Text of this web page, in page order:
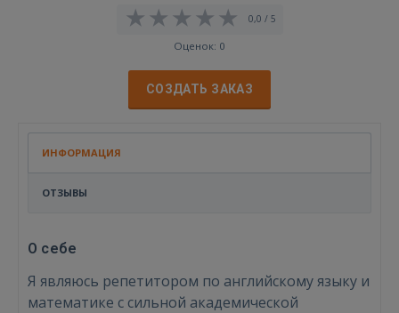
0,0 / 5
Оценок: 0
СОЗДАТЬ ЗАКАЗ
ИНФОРМАЦИЯ
ОТЗЫВЫ
О себе
Я являюсь репетитором по английскому языку и
математике с сильной академической